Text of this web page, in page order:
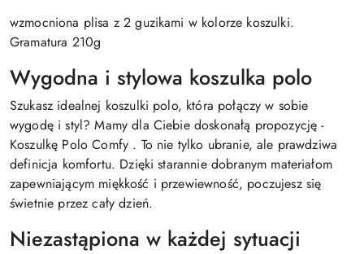
wzmocniona plisa z 2 guzikami w kolorze koszulki.
Gramatura 210g
Wygodna i stylowa koszulka polo
Szukasz idealnej koszulki polo, która połączy w sobie
wygodę i styl? Mamy dla Ciebie doskonałą propozycję -
Koszulkę Polo Comfy . To nie tylko ubranie, ale prawdziwa
definicja komfortu. Dzięki starannie dobranym materiałom
zapewniającym miękkość i przewiewność, poczujesz się
świetnie przez cały dzień.
Niezastąpiona w każdej sytuacji